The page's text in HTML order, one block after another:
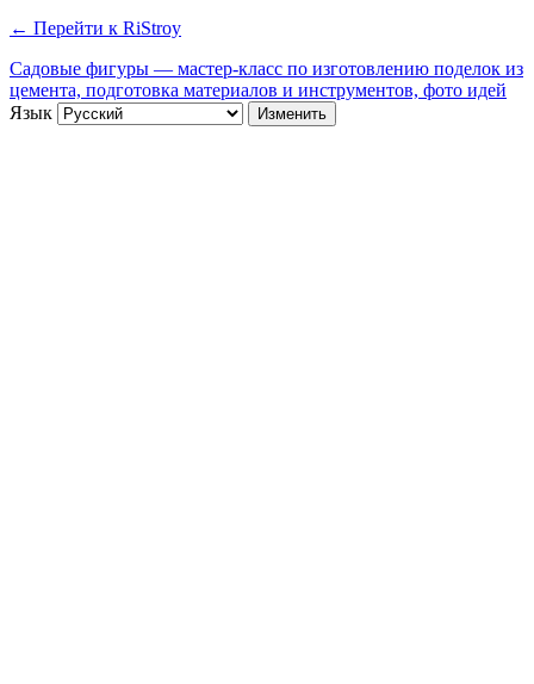
← Перейти к RiStroy
Садовые фигуры — мастер-класс по изготовлению поделок из
цемента, подготовка материалов и инструментов, фото идей
Язык